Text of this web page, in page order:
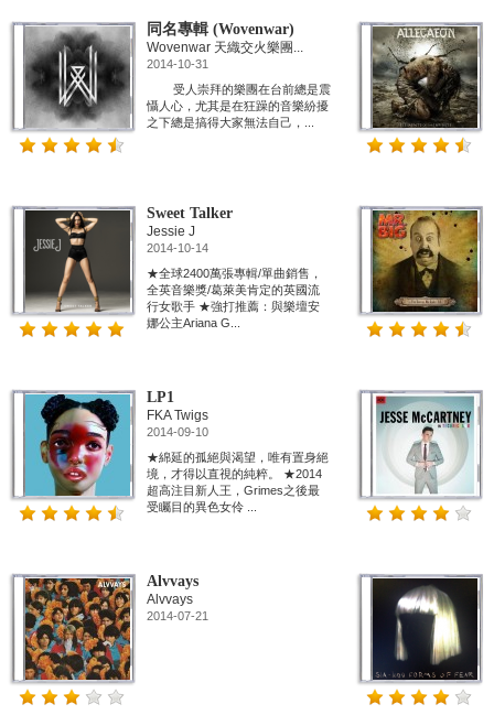
同名專輯 (Wovenwar)
Wovenwar 天織交火樂團...
2014-10-31
受人崇拜的樂團在台前總是震
懾人心，尤其是在狂躁的音樂紛擾
之下總是搞得大家無法自己，...
Sweet Talker
Jessie J
2014-10-14
★全球2400萬張專輯/單曲銷售，
全英音樂獎/葛萊美肯定的英國流
行女歌手 ★強打推薦：與樂壇安
娜公主Ariana G...
LP1
FKA Twigs
2014-09-10
★綿延的孤絕與渴望，唯有置身絕
境，才得以直視的純粹。 ★2014
超高注目新人王，Grimes之後最
受矚目的異色女伶 ...
Alvvays
Alvvays
2014-07-21